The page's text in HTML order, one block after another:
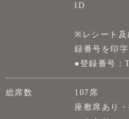
ID
※レシート及
録番号を印
●登録番号：
総席数
107席
座敷席あり